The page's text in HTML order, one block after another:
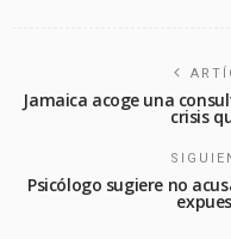
Jamaica acoge una
crisis
Psicólogo sugiere no